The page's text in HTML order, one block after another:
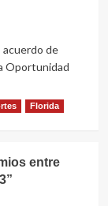
acuerdo de
Oportunidad
Florida
entre